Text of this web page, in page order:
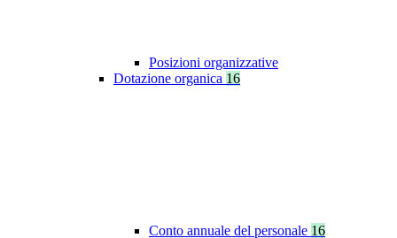
Posizioni organizzative
Dotazione organica 16
Conto annuale del personale 16